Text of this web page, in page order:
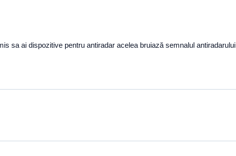
sa ai dispozitive pentru antiradar acelea bruiază semnalul antiradarului